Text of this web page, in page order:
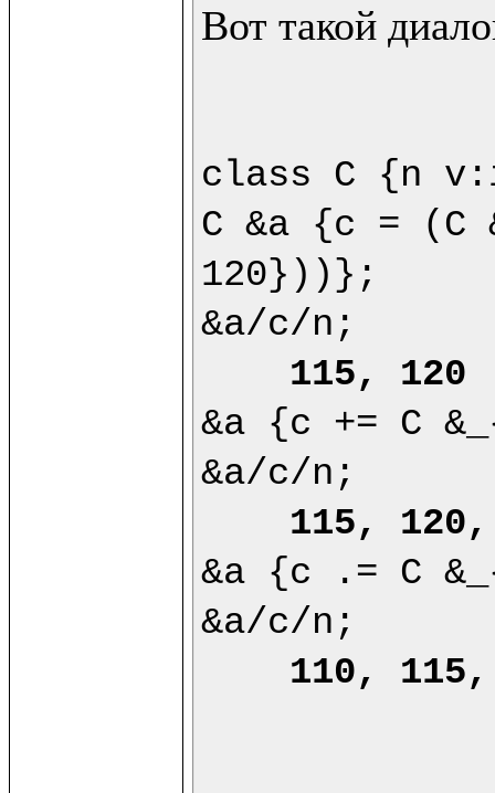
Вот такой
class C {n
C &a {c = (C
120}))};
&a/c/n;
115, 120
&a {c += C
&a/c/n;
115,
&a {c .= C
&a/c/n;
110,